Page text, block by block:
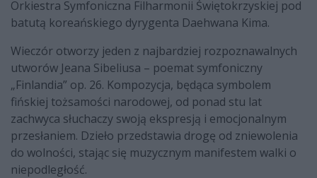
Orkiestra Symfoniczna Filharmonii Świętokrzyskiej pod
batutą koreańskiego dyrygenta Daehwana Kima.
Wieczór otworzy jeden z najbardziej rozpoznawalnych
utworów Jeana Sibeliusa – poemat symfoniczny
„Finlandia” op. 26. Kompozycja, będąca symbolem
fińskiej tożsamości narodowej, od ponad stu lat
zachwyca słuchaczy swoją ekspresją i emocjonalnym
przesłaniem. Dzieło przedstawia drogę od zniewolenia
do wolności, stając się muzycznym manifestem walki o
niepodległość.